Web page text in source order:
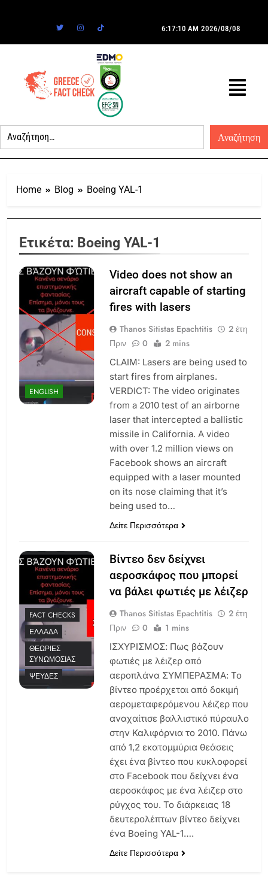
6:17:10 AM 2026/08/08
Home Blog Boeing YAL-1
Ετικέτα: Boeing YAL-1
ENGLISH
Video does not show an
aircraft capable of starting
fires with lasers
Thanos Sitistas Epachtitis
2 έτη
Πριν
0 2 mins
CLAIM: Lasers are being used to
start fires from airplanes.
VERDICT: The video originates
from a 2010 test of an airborne
laser that intercepted a ballistic
missile in California. A video
with over 1.2 million views on
Facebook shows an aircraft
equipped with a laser mounted
on its nose claiming that it’s
being used to…
Δείτε Περισσότερα
FACT CHECKS
ΕΛΛΆΔΑ
ΘΕΩΡΊΕΣ
ΣΥΝΩΜΟΣΊΑΣ
ΨΕΥΔΈΣ
Βίντεο δεν δείχνει
αεροσκάφος που μπορεί
να βάλει φωτιές με λέιζερ
Thanos Sitistas Epachtitis
2 έτη
Πριν
0 1 mins
ΙΣΧΥΡΙΣΜΟΣ: Πως βάζουν
φωτιές με λέιζερ από
αεροπλάνα ΣΥΜΠΕΡΑΣΜΑ: Το
βίντεο προέρχεται από δοκιμή
αερομεταφερόμενου λέιζερ που
αναχαίτισε βαλλιστικό πύραυλο
στην Καλιφόρνια το 2010. Πάνω
από 1,2 εκατομμύρια θεάσεις
έχει ένα βίντεο που κυκλοφορεί
στο Facebook που δείχνει ένα
αεροσκάφος με ένα λέιζερ στο
ρύγχος του. Το διάρκειας 18
δευτερολέπτων βίντεο δείχνει
ένα Boeing YAL-1….
Δείτε Περισσότερα